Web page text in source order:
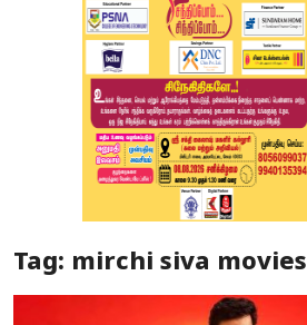
Magazines
Tag: mirchi siva movies